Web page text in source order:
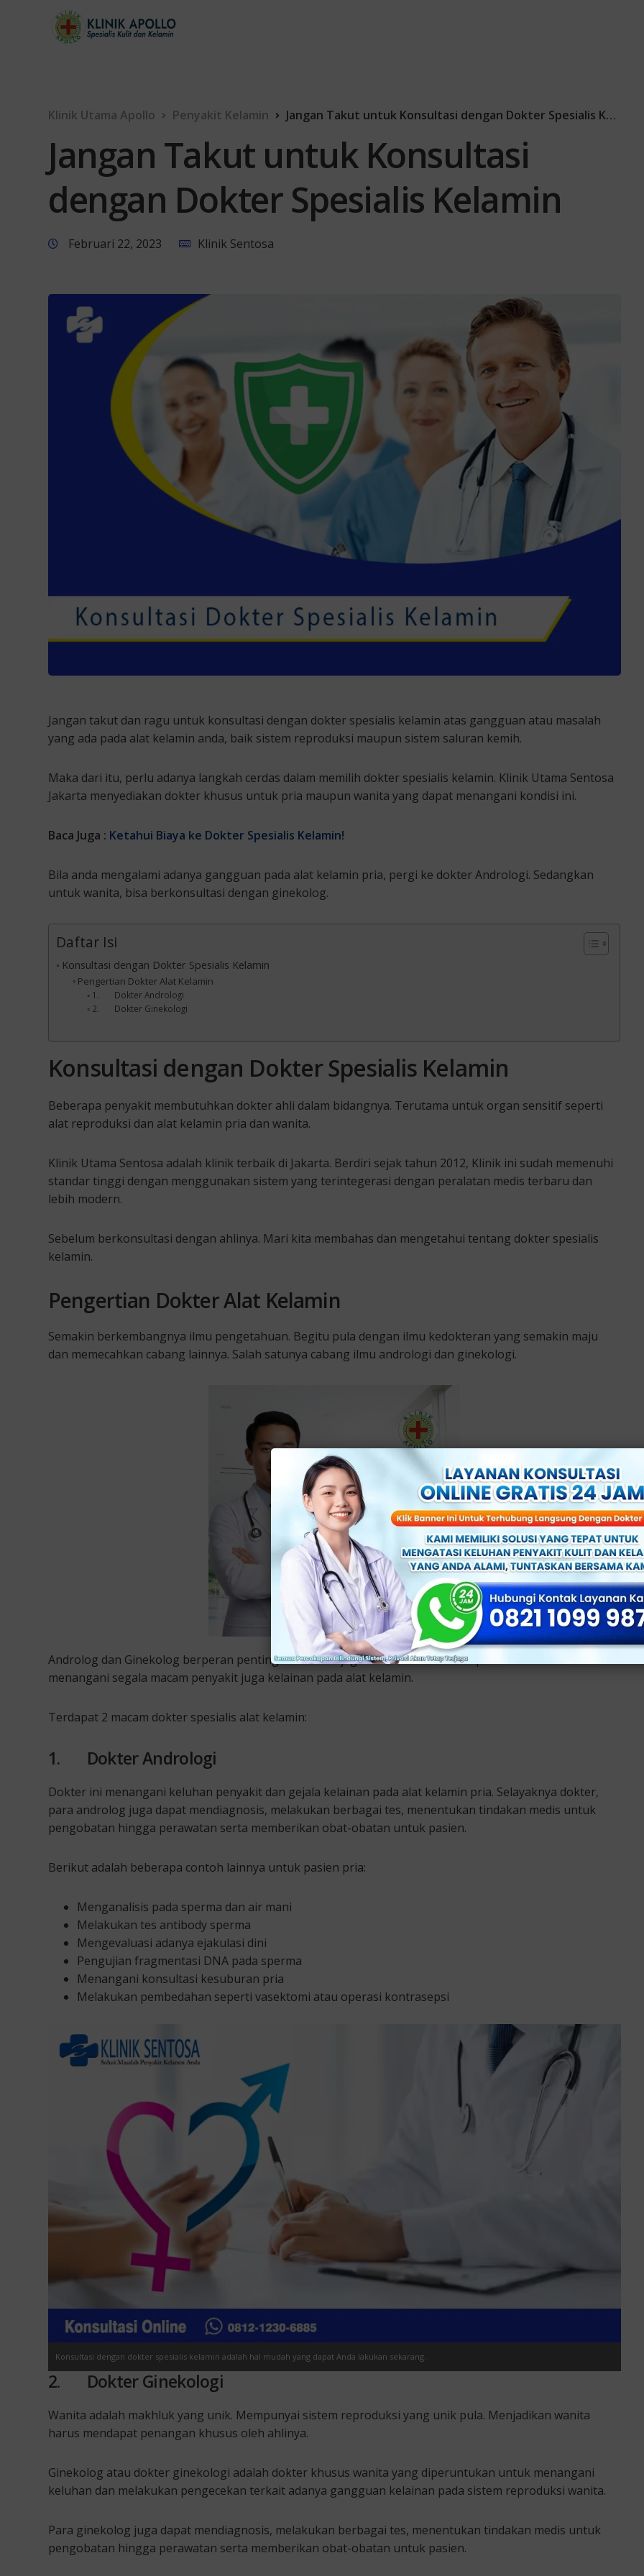
Klinik Utama Apollo Penyakit Kelamin Jangan Takut untuk Konsultasi dengan Dokter Spesialis Kelamin
Jangan Takut untuk Konsultasi
dengan Dokter Spesialis Kelamin
Februari 22, 2023 Klinik Sentosa
Jangan takut dan ragu untuk konsultasi dengan dokter spesialis kelamin atas gangguan atau masalah
yang ada pada alat kelamin anda, baik sistem reproduksi maupun sistem saluran kemih.
Maka dari itu, perlu adanya langkah cerdas dalam memilih dokter spesialis kelamin. Klinik Utama Sentosa
Jakarta menyediakan dokter khusus untuk pria maupun wanita yang dapat menangani kondisi ini.
Baca Juga : Ketahui Biaya ke Dokter Spesialis Kelamin!
Bila anda mengalami adanya gangguan pada alat kelamin pria, pergi ke dokter Andrologi. Sedangkan
untuk wanita, bisa berkonsultasi dengan ginekolog.
Daftar Isi
Konsultasi dengan Dokter Spesialis Kelamin
Pengertian Dokter Alat Kelamin
1. Dokter Andrologi
2. Dokter Ginekologi
Konsultasi dengan Dokter Spesialis Kelamin
Beberapa penyakit membutuhkan dokter ahli dalam bidangnya. Terutama untuk organ sensitif seperti
alat reproduksi dan alat kelamin pria dan wanita.
Klinik Utama Sentosa adalah klinik terbaik di Jakarta. Berdiri sejak tahun 2012, Klinik ini sudah memenuhi
standar tinggi dengan menggunakan sistem yang terintegerasi dengan peralatan medis terbaru dan
lebih modern.
Sebelum berkonsultasi dengan ahlinya. Mari kita membahas dan mengetahui tentang dokter spesialis
kelamin.
Pengertian Dokter Alat Kelamin
Semakin berkembangnya ilmu pengetahuan. Begitu pula dengan ilmu kedokteran yang semakin maju
dan memecahkan cabang lainnya. Salah satunya cabang ilmu andrologi dan ginekologi.
Androlog dan Ginekolog berperan penting dalam menjaga kesehatan sistem reproduksi manusia dan
menangani segala macam penyakit juga kelainan pada alat kelamin.
Terdapat 2 macam dokter spesialis alat kelamin:
1. Dokter Andrologi
Dokter ini menangani keluhan penyakit dan gejala kelainan pada alat kelamin pria. Selayaknya dokter,
para androlog juga dapat mendiagnosis, melakukan berbagai tes, menentukan tindakan medis untuk
pengobatan hingga perawatan serta memberikan obat-obatan untuk pasien.
Berikut adalah beberapa contoh lainnya untuk pasien pria:
Menganalisis pada sperma dan air mani
Melakukan tes antibody sperma
Mengevaluasi adanya ejakulasi dini
Pengujian fragmentasi DNA pada sperma
Menangani konsultasi kesuburan pria
Melakukan pembedahan seperti vasektomi atau operasi kontrasepsi
Konsultasi dengan dokter spesialis kelamin adalah hal mudah yang dapat Anda lakukan sekarang.
2. Dokter Ginekologi
Wanita adalah makhluk yang unik. Mempunyai sistem reproduksi yang unik pula. Menjadikan wanita
harus mendapat penangan khusus oleh ahlinya.
Ginekolog atau dokter ginekologi adalah dokter khusus wanita yang diperuntukan untuk menangani
keluhan dan melakukan pengecekan terkait adanya gangguan kelainan pada sistem reproduksi wanita.
Para ginekolog juga dapat mendiagnosis, melakukan berbagai tes, menentukan tindakan medis untuk
pengobatan hingga perawatan serta memberikan obat-obatan untuk pasien.